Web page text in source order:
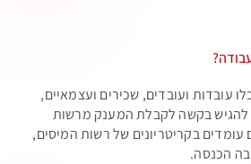
עובדות ועובדים, שכירים ועצמאיים,
להגיש בקשה לקבלת המענק מרשות
בקריטריונים של רשות המיסים,
הכנסה.